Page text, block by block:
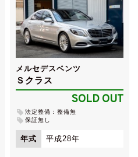
メルセデスベンツ
Ｓクラス
SOLD OUT
法定整備：整備無
保証無し
年式 平成28年